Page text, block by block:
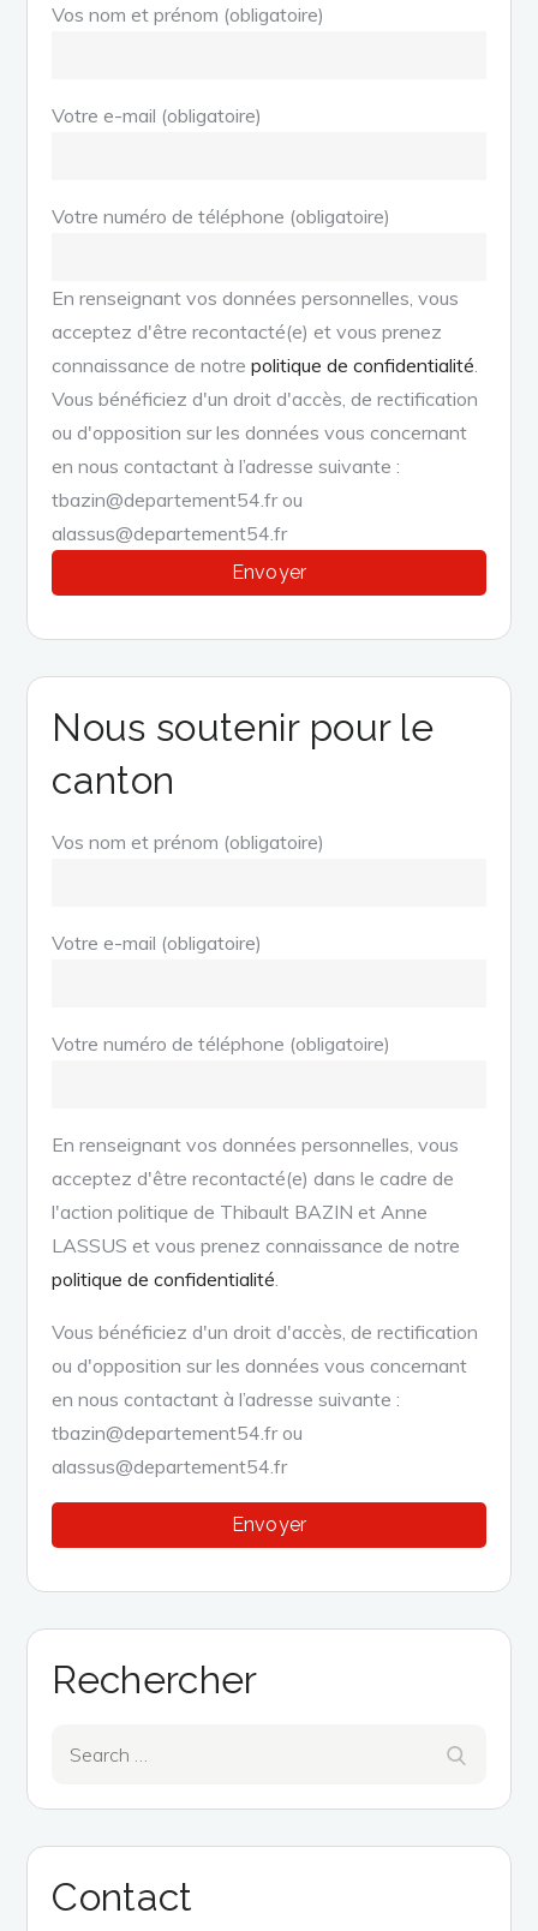
Vos nom et prénom (obligatoire)
Votre e-mail (obligatoire)
Votre numéro de téléphone (obligatoire)
En renseignant vos données personnelles, vous
acceptez d'être recontacté(e) et vous prenez
connaissance de notrepolitique de confidentialité
Vous bénéficiez d'un droit d'accès, de rectification
ou d'opposition sur les données vous concernant
en nous contactant à l’adresse suivante :
tbazin@departement54.fr ou
alassus@departement54.fr
Nous soutenir pour le
canton
Vos nom et prénom (obligatoire)
Votre e-mail (obligatoire)
Votre numéro de téléphone (obligatoire)
En renseignant vos données personnelles, vous
acceptez d'être recontacté(e) dans le cadre de
l'action politique de Thibault BAZIN et Anne
LASSUS et vous prenez connaissance de notre
politique de confidentialité
Vous bénéficiez d'un droit d'accès, de rectification
ou d'opposition sur les données vous concernant
en nous contactant à l’adresse suivante :
tbazin@departement54.fr ou
alassus@departement54.fr
Rechercher
Contact